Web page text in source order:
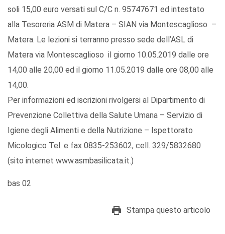
soli 15,00 euro versati sul C/C n. 95747671 ed intestato
alla Tesoreria ASM di Matera – SIAN via Montescaglioso –
Matera. Le lezioni si terranno presso sede dell’ASL di
Matera via Montescaglioso il giorno 10.05.2019 dalle ore
14,00 alle 20,00 ed il giorno 11.05.2019 dalle ore 08,00 alle
14,00.
Per informazioni ed iscrizioni rivolgersi al Dipartimento di
Prevenzione Collettiva della Salute Umana – Servizio di
Igiene degli Alimenti e della Nutrizione – Ispettorato
Micologico Tel. e fax 0835-253602, cell. 329/5832680
(sito internet www.asmbasilicata.it.)
bas 02
Stampa questo articolo